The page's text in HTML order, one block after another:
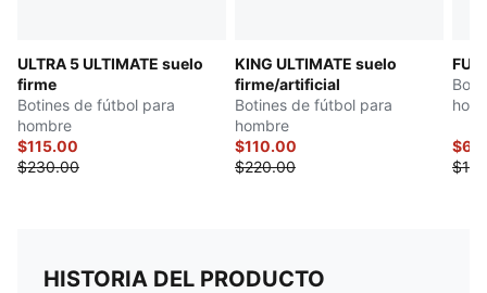
ULTRA 5 ULTIMATE suelo
firme
Botines de fútbol para
hombre
$115.00
$230.00
KING ULTIMATE suelo
firme/artificial
Botines de fútbol para
hombre
$110.00
$220.00
HISTORIA DEL PRODUCTO